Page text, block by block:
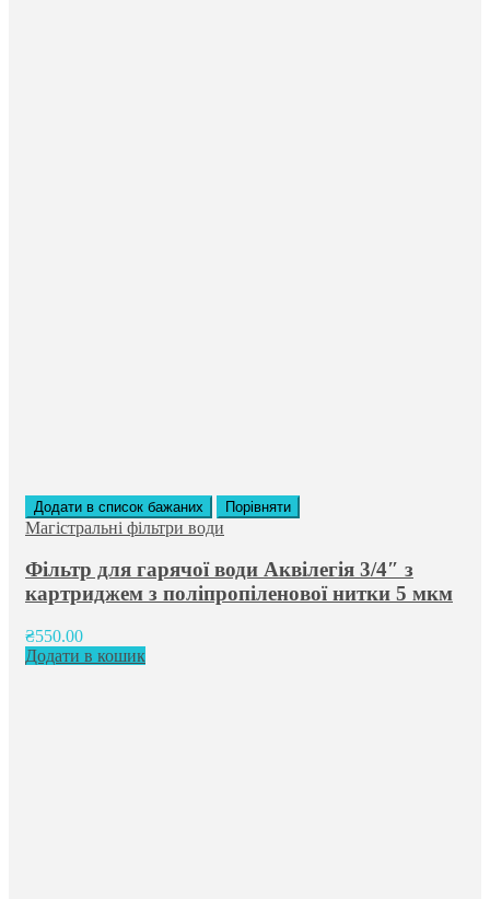
Додати в список бажаних Порівняти
Магістральні фільтри води
Фільтр для гарячої води Аквілегія 3/4″ з
картриджем з поліпропіленової нитки 5 мкм
₴550.00
Додати в кошик